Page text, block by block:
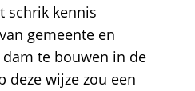
schrik kennis
gemeente en
te bouwen in de
deze wijze zou een